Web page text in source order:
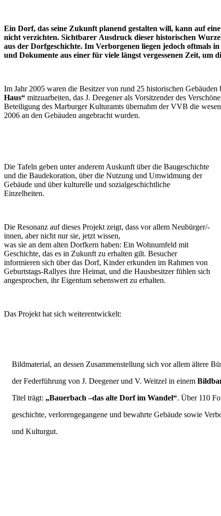
Ein Dorf, das seine Zukunft planend gestalten will, kann auf
nicht verzichten. Sichtbarer Ausdruck dieser historischen
aus der Dorfgeschichte. Im Verborgenen liegen jedoch oftmals
und Dokumente aus einer für viele längst vergessenen Zeit, um
Im Jahr 2005 waren die Besitzer von rund 25 historischen Gebäuden
Haus“ mitzuarbeiten, das J. Deegener als Vorsitzender des
Beteiligung des Marburger Kulturamts übernahm der VVB die
2006 an den Gebäuden angebracht wurden.
Die Tafeln geben unter anderem Auskunft über die Baugeschichte
und die Baudekoration, über die Nutzung und Umwidmung der
Gebäude und über kulturelle und sozialgeschichtliche
Einzelheiten.
Die Resonanz auf dieses Projekt zeigt, dass vor allem Neubürger/-
innen, aber nicht nur sie, jetzt wissen,
was sie an dem alten Dorfkern haben: Ein Wohnumfeld mit
Geschichte, das es in Zukunft zu erhalten gilt. Besucher
informieren sich über das Dorf, Kinder erkunden im Rahmen von
Geburtstags-Rallyes ihre Heimat, und die Hausbesitzer fühlen sich
angesprochen, ihr Eigentum sehenswert zu erhalten.
Das Projekt hat sich weiterentwickelt:
Bildmaterial, an dessen Zusammenstellung sich vor allem ältere
der Federführung von J. Deegener und V. Weitzel in einem
Titel trägt: „Bauerbach –das alte Dorf im Wandel“. Über 110
geschichte, verlorengegangene und bewahrte Gebäude sowie
und Kulturgut.